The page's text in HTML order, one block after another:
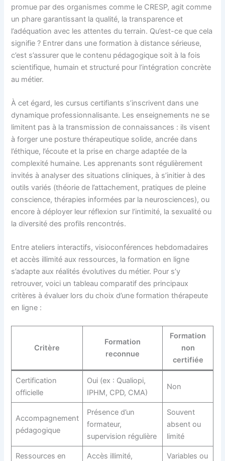
promue par des organismes comme le CRESP, agit comme
un phare garantissant la qualité, la transparence et
l’adéquation avec les attentes du terrain. Qu’est-ce que cela
signifie ? Entrer dans une formation à distance sérieuse,
c’est s’assurer que le contenu pédagogique soit à la fois
scientifique, humain et structuré pour l’intégration concrète
au métier.
À cet égard, les cursus certifiants s’inscrivent dans une
dynamique professionnalisante. Les enseignements ne se
limitent pas à la transmission de connaissances : ils visent
à forger une posture thérapeutique solide, ancrée dans
l’éthique, l’écoute et la prise en charge adaptée de la
complexité humaine. Les apprenants sont régulièrement
invités à analyser des situations cliniques, à s’initier à des
outils variés (théorie de l’attachement, pratiques de pleine
conscience, thérapies informées par la neurosciences), ou
encore à déployer leur réflexion sur l’intimité, la sexualité ou
la diversité des profils rencontrés.
Entre ateliers interactifs, visioconférences hebdomadaires
et accès illimité aux ressources, la formation en ligne
s’adapte aux réalités évolutives du métier. Pour s’y
retrouver, voici un tableau comparatif des principaux
critères à évaluer lors du choix d’une formation thérapeute
en ligne :
Critère
Formation
reconnue
Formation
non
certifiée
Certification
officielle
Oui (ex : Qualiopi,
IPHM, CPD, CMA)
Non
Accompagnement
pédagogique
Présence d’un
formateur,
supervision régulière
Souvent
absent ou
limité
Ressources en
Accès illimité,
Variables ou